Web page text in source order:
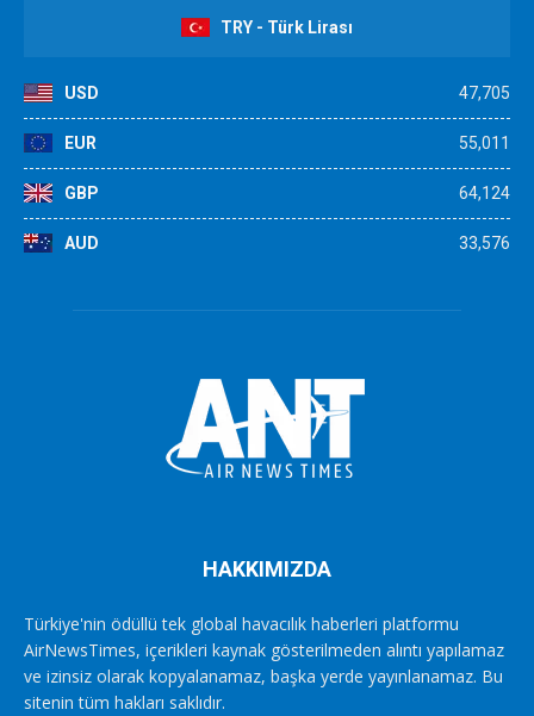
TRY - Türk Lirası
USD 47,705
EUR 55,011
GBP 64,124
AUD 33,576
HAKKIMIZDA
Türkiye'nin ödüllü tek global havacılık haberleri platformu
AirNewsTimes, içerikleri kaynak gösterilmeden alıntı yapılamaz
ve izinsiz olarak kopyalanamaz, başka yerde yayınlanamaz. Bu
sitenin tüm hakları saklıdır.